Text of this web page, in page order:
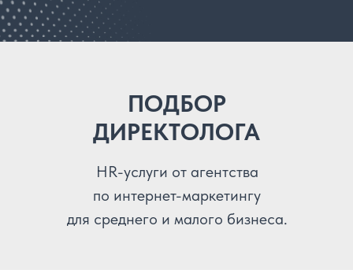
ПОДБОР
ДИРЕКТОЛОГА
HR-услуги от агентства
по интернет-маркетингу
для среднего и малого бизнеса.